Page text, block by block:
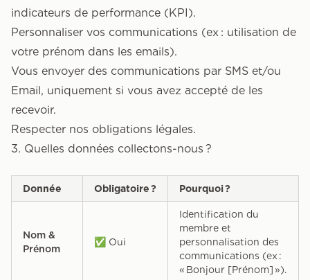
indicateurs de performance (KPI).
Personnaliser vos communications (ex : utilisation de
votre prénom dans les emails).
Vous envoyer des communications par SMS et/ou
Email, uniquement si vous avez accepté de les
recevoir.
Respecter nos obligations légales.
3. Quelles données collectons-nous ?
Donnée Obligatoire ? Pourquoi ?
Nom &
Prénom
✅ Oui
Identification du
membre et
personnalisation des
communications (ex :
« Bonjour [Prénom] »).